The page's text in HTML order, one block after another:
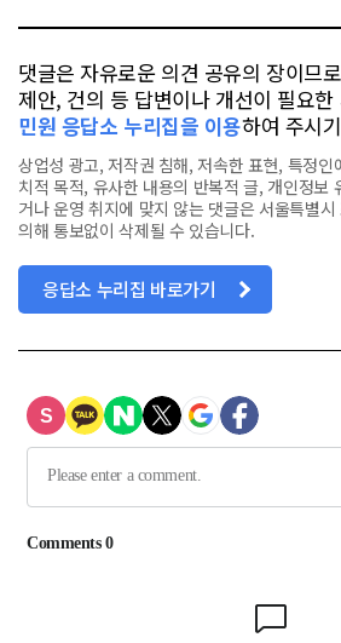
댓글은 자유로운 의견 공유의 장이므
제안, 건의 등 답변이나 개선이 필요
민원 응답소 누리집을 이용하여 주시
상업성 광고, 저작권 침해, 저속한 표현, 특정인
치적 목적, 유사한 내용의 반복적 글, 개인정보
거나 운영 취지에 맞지 않는 댓글은 서울특별
의해 통보없이 삭제될 수 있습니다.
응답소 누리집 바로가기